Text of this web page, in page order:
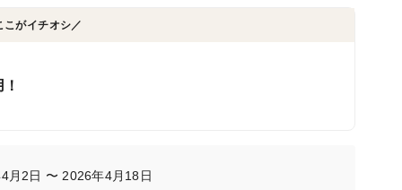
こがイチオシ／
月2日 〜 2026年4月18日